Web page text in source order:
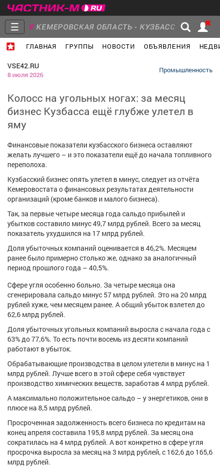
☰ КЕМЕРОВСКАЯ ОБЛАСТЬ - КУЗБАСС
ГЛАВНАЯ ГРУППЫ НОВОСТИ ОБЪЯВЛЕНИЯ
Объявления Недвижимость Услуги
Работа
Афиша Обучение Проекты
Товары Поздравления
ТВ программа Я - пенсионер
VSE42.RU
8 июля 2026
Промышленность
Колосс на угольных ногах: за месяц
бизнес Кузбасса ещё глубже улетел в
яму
Финансовые показатели кузбасского бизнеса оставляют
желать лучшего – и это показатели ещё до начала топливного
переполоха.
Кузбасский бизнес опять улетел в минус, следует из отчёта
Кемеровостата о финансовых результатах деятельности
организаций (кроме банков и малого бизнеса).
Так, за первые четыре месяца года сальдо прибылей и
убытков составило минус 49,7 млрд рублей. Всего за месяц
показатель ухудшился на 17 млрд рублей.
Доля убыточных компаний оценивается в 46,2%. Месяцем
ранее было примерно столько же, однако за аналогичный
период прошлого года – 40,5%.
Сфере угля особенно больно. За четыре месяца она
сгенерировала сальдо минус 57 млрд рублей. Это на 20 млрд
рублей хуже, чем месяцем ранее. А общий убыток взлетел до
62,6 млрд рублей.
Доля убыточных угольных компаний выросла с начала года с
63% до 77,6%. То есть почти восемь из десяти компаний
работают в убыток.
Обрабатывающие производства в целом улетели в минус на 1
млрд рублей. Лучше всего в этой сфере себя чувствует
производство химических веществ, заработав 4 млрд рублей.
А максимально положительное сальдо – у энергетиков, они в
плюсе на 8,5 млрд рублей.
Просроченная задолженность всего бизнеса по кредитам на
конец апреля составила 195,8 млрд рублей. За месяц она
сократилась на 4 млрд рублей. А вот конкретно в сфере угля
просрочка выросла за месяц на 3 млрд рублей, с 162,6 до 165,6
млрд рублей.